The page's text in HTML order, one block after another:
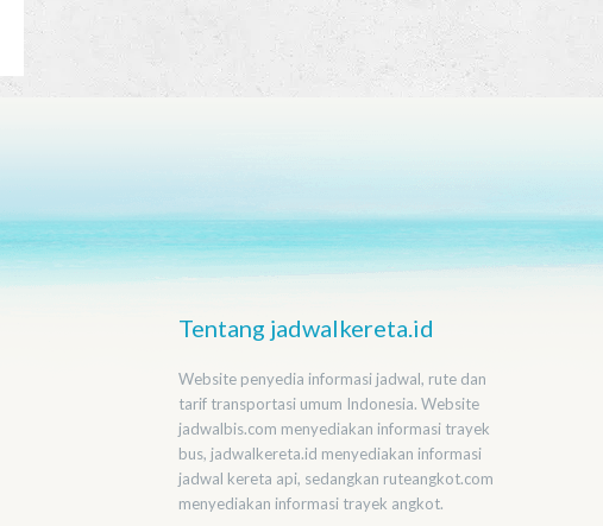
Tentang jadwalkereta.id
Website penyedia informasi jadwal, rute dan
tarif transportasi umum Indonesia. Website
jadwalbis.com menyediakan informasi trayek
bus, jadwalkereta.id menyediakan informasi
jadwal kereta api, sedangkan ruteangkot.com
menyediakan informasi trayek angkot.